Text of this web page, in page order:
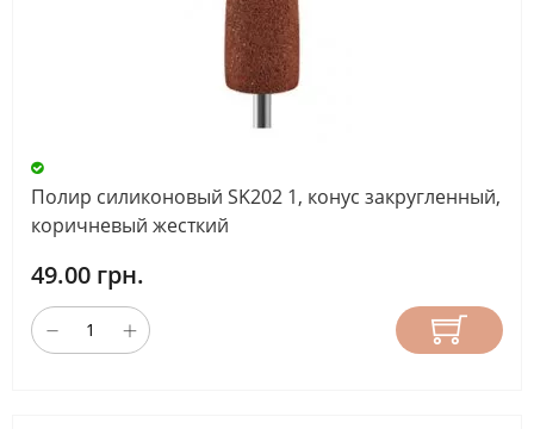
НАЗНАЧЕНИЕ
ФРЕЗЫ
ДЛИНА
РАБОЧЕЙ
ЧАСТИ
Полир силиконовый SK202 1, конус закругленный,
коричневый жесткий
49.00 грн.